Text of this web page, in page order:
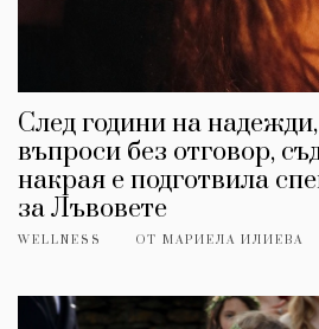
След години на
въпроси без отговор,
накрая е подготвила
за Лъвовете
WELLNESS ОТ МАРИЕЛА ИЛИЕВА